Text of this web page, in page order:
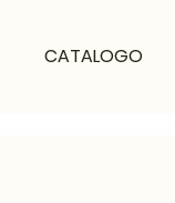
CATALOGO